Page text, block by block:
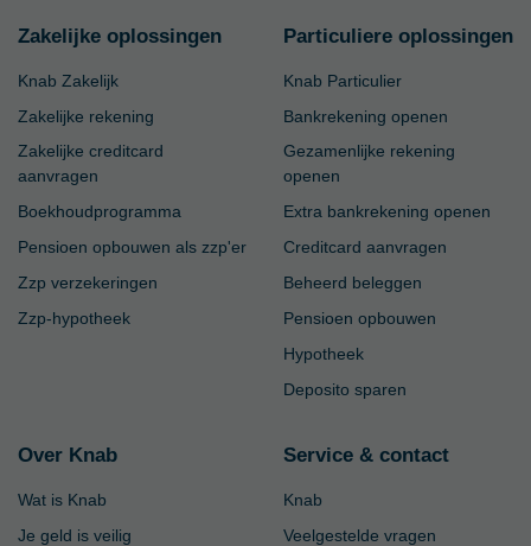
Zakelijke oplossingen
Knab Zakelijk
Zakelijke rekening
Zakelijke creditcard
aanvragen
Boekhoudprogramma
Pensioen opbouwen als zzp'er
Zzp verzekeringen
Zzp-hypotheek
Particuliere oplossingen
Knab Particulier
Bankrekening openen
Gezamenlijke rekening
openen
Extra bankrekening openen
Creditcard aanvragen
Beheerd beleggen
Pensioen opbouwen
Hypotheek
Deposito sparen
Over Knab
Wat is Knab
Je geld is veilig
Service & contact
Knab
Veelgestelde vragen